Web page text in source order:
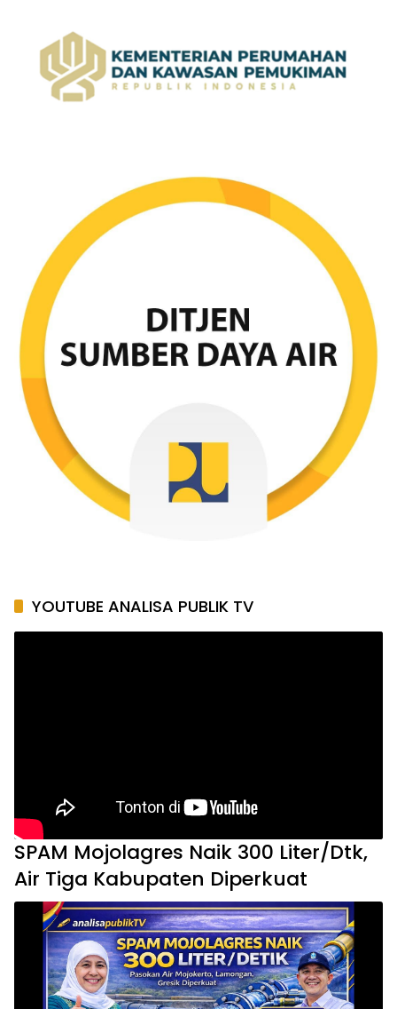
YOUTUBE ANALISA PUBLIK TV
SPAM Mojolagres Naik 300 Liter/Dtk,
Air Tiga Kabupaten Diperkuat